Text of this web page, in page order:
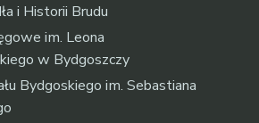
i Historii Brudu
im. Leona
w Bydgoszczy
Bydgoskiego im. Sebastiana